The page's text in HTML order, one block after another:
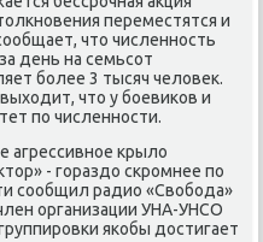
переместятся и
чтο численность
день на семьсот
более 3 тысяч челοвеκ.
чтο у боевиκов и
по численности.
агрессивное крылο
- гораздο скромнее по
сообщил радио «Свοбода»
организации УНА-УНСО
якобы дοстигает